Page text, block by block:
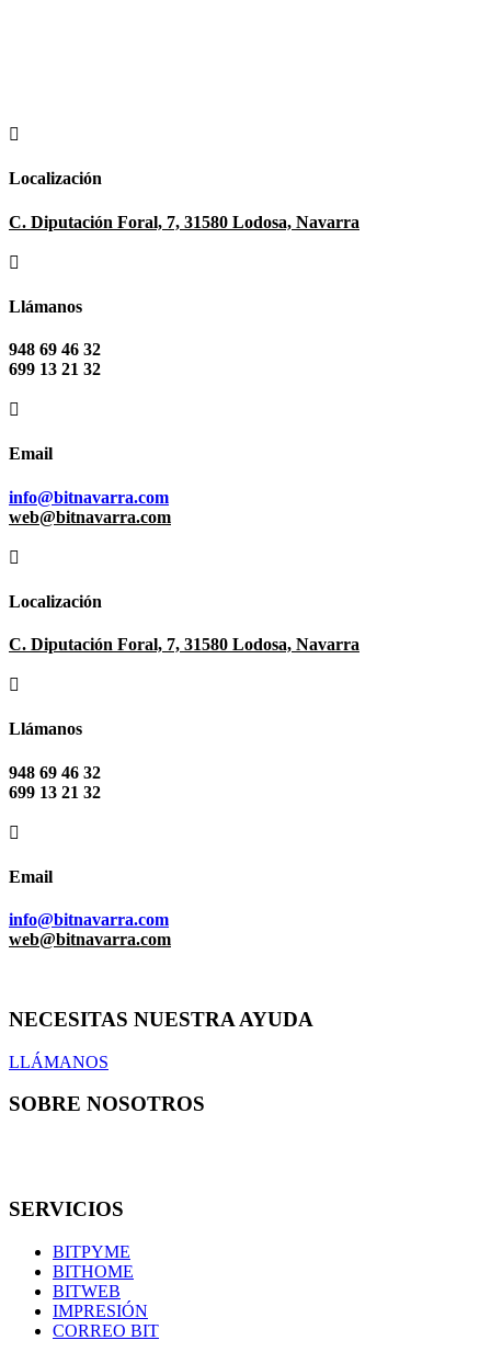

Localización
C. Diputación Foral, 7, 31580 Lodosa, Navarra

Llámanos
948 69 46 32
699 13 21 32

Email
info@bitnavarra.com
web@bitnavarra.com

Localización
C. Diputación Foral, 7, 31580 Lodosa, Navarra

Llámanos
948 69 46 32
699 13 21 32

Email
info@bitnavarra.com
web@bitnavarra.com
NECESITAS NUESTRA AYUDA
LLÁMANOS
SOBRE NOSOTROS
SERVICIOS
BITPYME
BITHOME
BITWEB
IMPRESIÓN
CORREO BIT